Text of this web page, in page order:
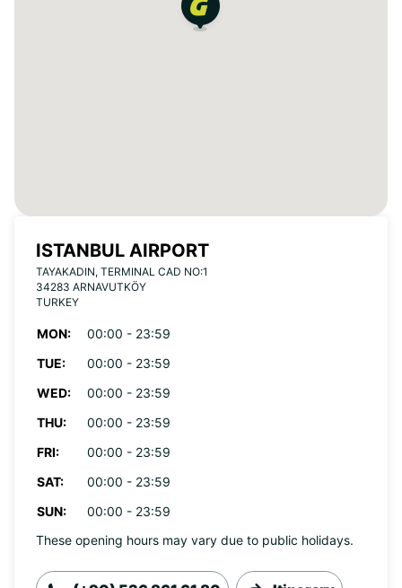
ISTANBUL AIRPORT
TAYAKADIN, TERMINAL CAD NO:1
34283 ARNAVUTKÖY
TURKEY
MON:
00:00 - 23:59
TUE:
00:00 - 23:59
WED:
00:00 - 23:59
THU:
00:00 - 23:59
FRI:
00:00 - 23:59
SAT:
00:00 - 23:59
SUN:
00:00 - 23:59
These opening hours may vary due to public holidays.